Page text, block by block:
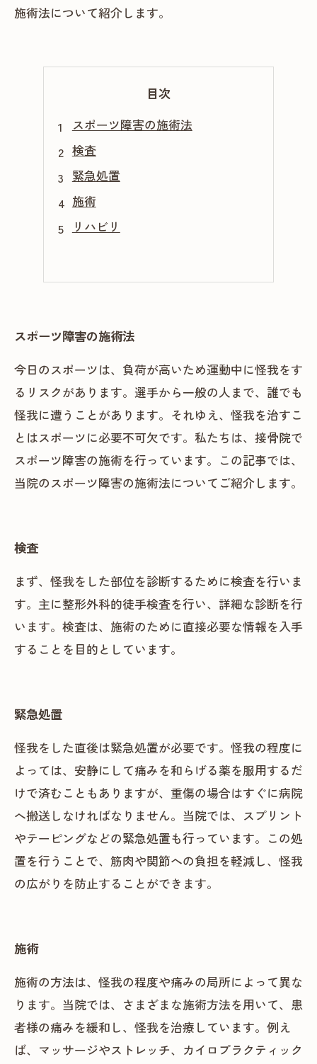
施術法について紹介します。
目次
スポーツ障害の施術法
検査
緊急処置
施術
リハビリ
スポーツ障害の施術法
今日のスポーツは、負荷が高いため運動中に怪我をす
るリスクがあります。選手から一般の人まで、誰でも
怪我に遭うことがあります。それゆえ、怪我を治すこ
とはスポーツに必要不可欠です。私たちは、接骨院で
スポーツ障害の施術を行っています。この記事では、
当院のスポーツ障害の施術法についてご紹介します。
検査
まず、怪我をした部位を診断するために検査を行いま
す。主に整形外科的徒手検査を行い、詳細な診断を行
います。検査は、施術のために直接必要な情報を入手
することを目的としています。
緊急処置
怪我をした直後は緊急処置が必要です。怪我の程度に
よっては、安静にして痛みを和らげる薬を服用するだ
けで済むこともありますが、重傷の場合はすぐに病院
へ搬送しなければなりません。当院では、スプリント
やテーピングなどの緊急処置も行っています。この処
置を行うことで、筋肉や関節への負担を軽減し、怪我
の広がりを防止することができます。
施術
施術の方法は、怪我の程度や痛みの局所によって異な
ります。当院では、さまざまな施術方法を用いて、患
者様の痛みを緩和し、怪我を治療しています。例え
ば、マッサージやストレッチ、カイロプラクティック